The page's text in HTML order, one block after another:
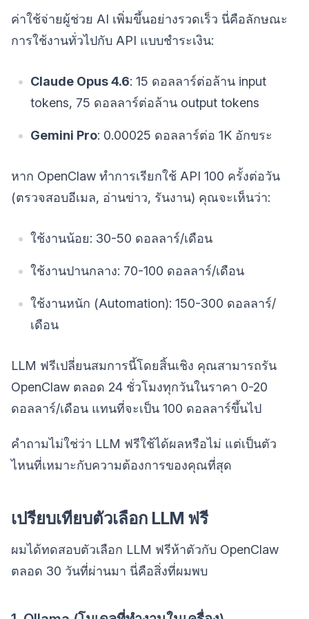
ค่าใช้จ่ายผู้ช่วย AI เพิ่มขึ้นอย่างรวดเร็ว นี่คือลักษณะ
การใช้งานทั่วไปกับ API แบบชำระเงิน:
Claude Opus 4.6: 15 ดอลลาร์ต่อล้าน input
tokens, 75 ดอลลาร์ต่อล้าน output tokens
Gemini Pro: 0.00025 ดอลลาร์ต่อ 1K อักขระ
หาก OpenClaw ทำการเรียกใช้ API 100 ครั้งต่อวัน
(ตรวจสอบอีเมล, อ่านข่าว, รันงาน) คุณจะเห็นว่า:
ใช้งานน้อย: 30-50 ดอลลาร์/เดือน
ใช้งานปานกลาง: 70-100 ดอลลาร์/เดือน
ใช้งานหนัก (Automation): 150-300 ดอลลาร์/
เดือน
LLM ฟรีเปลี่ยนสมการนี้โดยสิ้นเชิง คุณสามารถรัน
OpenClaw ตลอด 24 ชั่วโมงทุกวันในราคา 0-20
ดอลลาร์/เดือน แทนที่จะเป็น 100 ดอลลาร์ขึ้นไป
คำถามไม่ใช่ว่า LLM ฟรีใช้ได้ผลหรือไม่ แต่เป็นตัว
ไหนที่เหมาะกับความต้องการของคุณที่สุด
เปรียบเทียบตัวเลือก LLM ฟรี
ผมได้ทดสอบตัวเลือก LLM ฟรีห้าตัวกับ OpenClaw
ตลอด 30 วันที่ผ่านมา นี่คือสิ่งที่ผมพบ